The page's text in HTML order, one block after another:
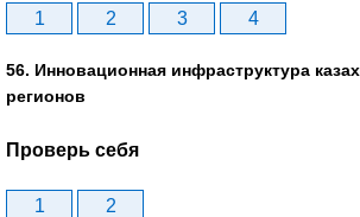
1 2 3 4
56. Инновационная инфраструктура
регионов
Проверь себя
1 2